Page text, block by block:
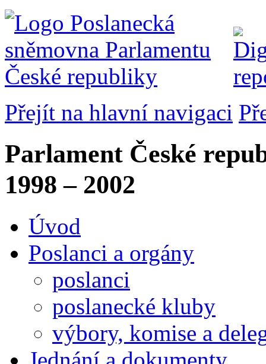
Přejít na hlavní navigaci
Parlament České
1998 – 2002
Úvod
Poslanci a orgány
poslanci
poslanecké kluby
výbory, komise a